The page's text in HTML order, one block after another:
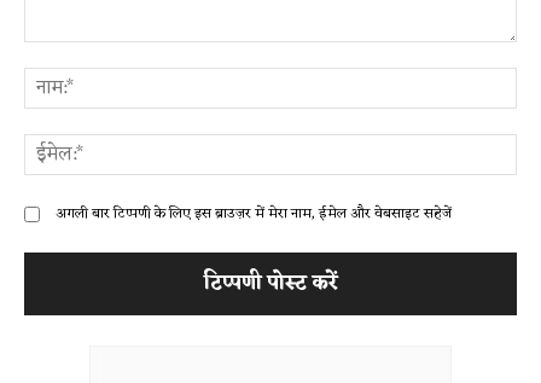
अगली बार टिप्पणी के लिए इस ब्राउज़र में मेरा नाम, ईमेल और वेबसाइट सहेजें